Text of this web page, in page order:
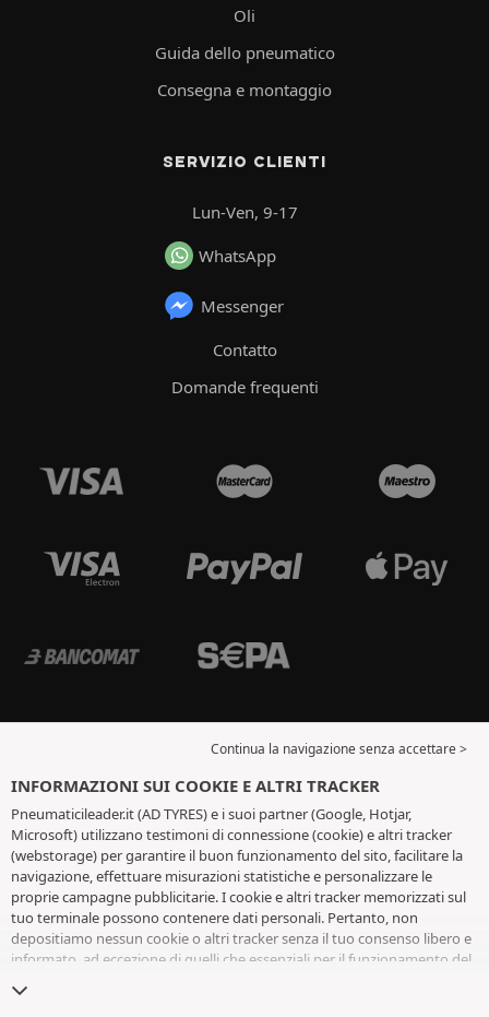
Oli
Guida dello pneumatico
Consegna e montaggio
SERVIZIO CLIENTI
Lun-Ven, 9-17
WhatsApp
Messenger
Contatto
Domande frequenti
Continua la navigazione senza accettare >
INFORMAZIONI SUI COOKIE E ALTRI TRACKER
Pneumaticileader.it (AD TYRES) e i suoi partner (Google, Hotjar,
Microsoft) utilizzano testimoni di connessione (cookie) e altri tracker
(webstorage) per garantire il buon funzionamento del sito, facilitare la
navigazione, effettuare misurazioni statistiche e personalizzare le
proprie campagne pubblicitarie. I cookie e altri tracker memorizzati sul
tuo terminale possono contenere dati personali. Pertanto, non
depositiamo nessun cookie o altri tracker senza il tuo consenso libero e
informato, ad eccezione di quelli che essenziali per il funzionamento del
in qualsiasi momento andando alla